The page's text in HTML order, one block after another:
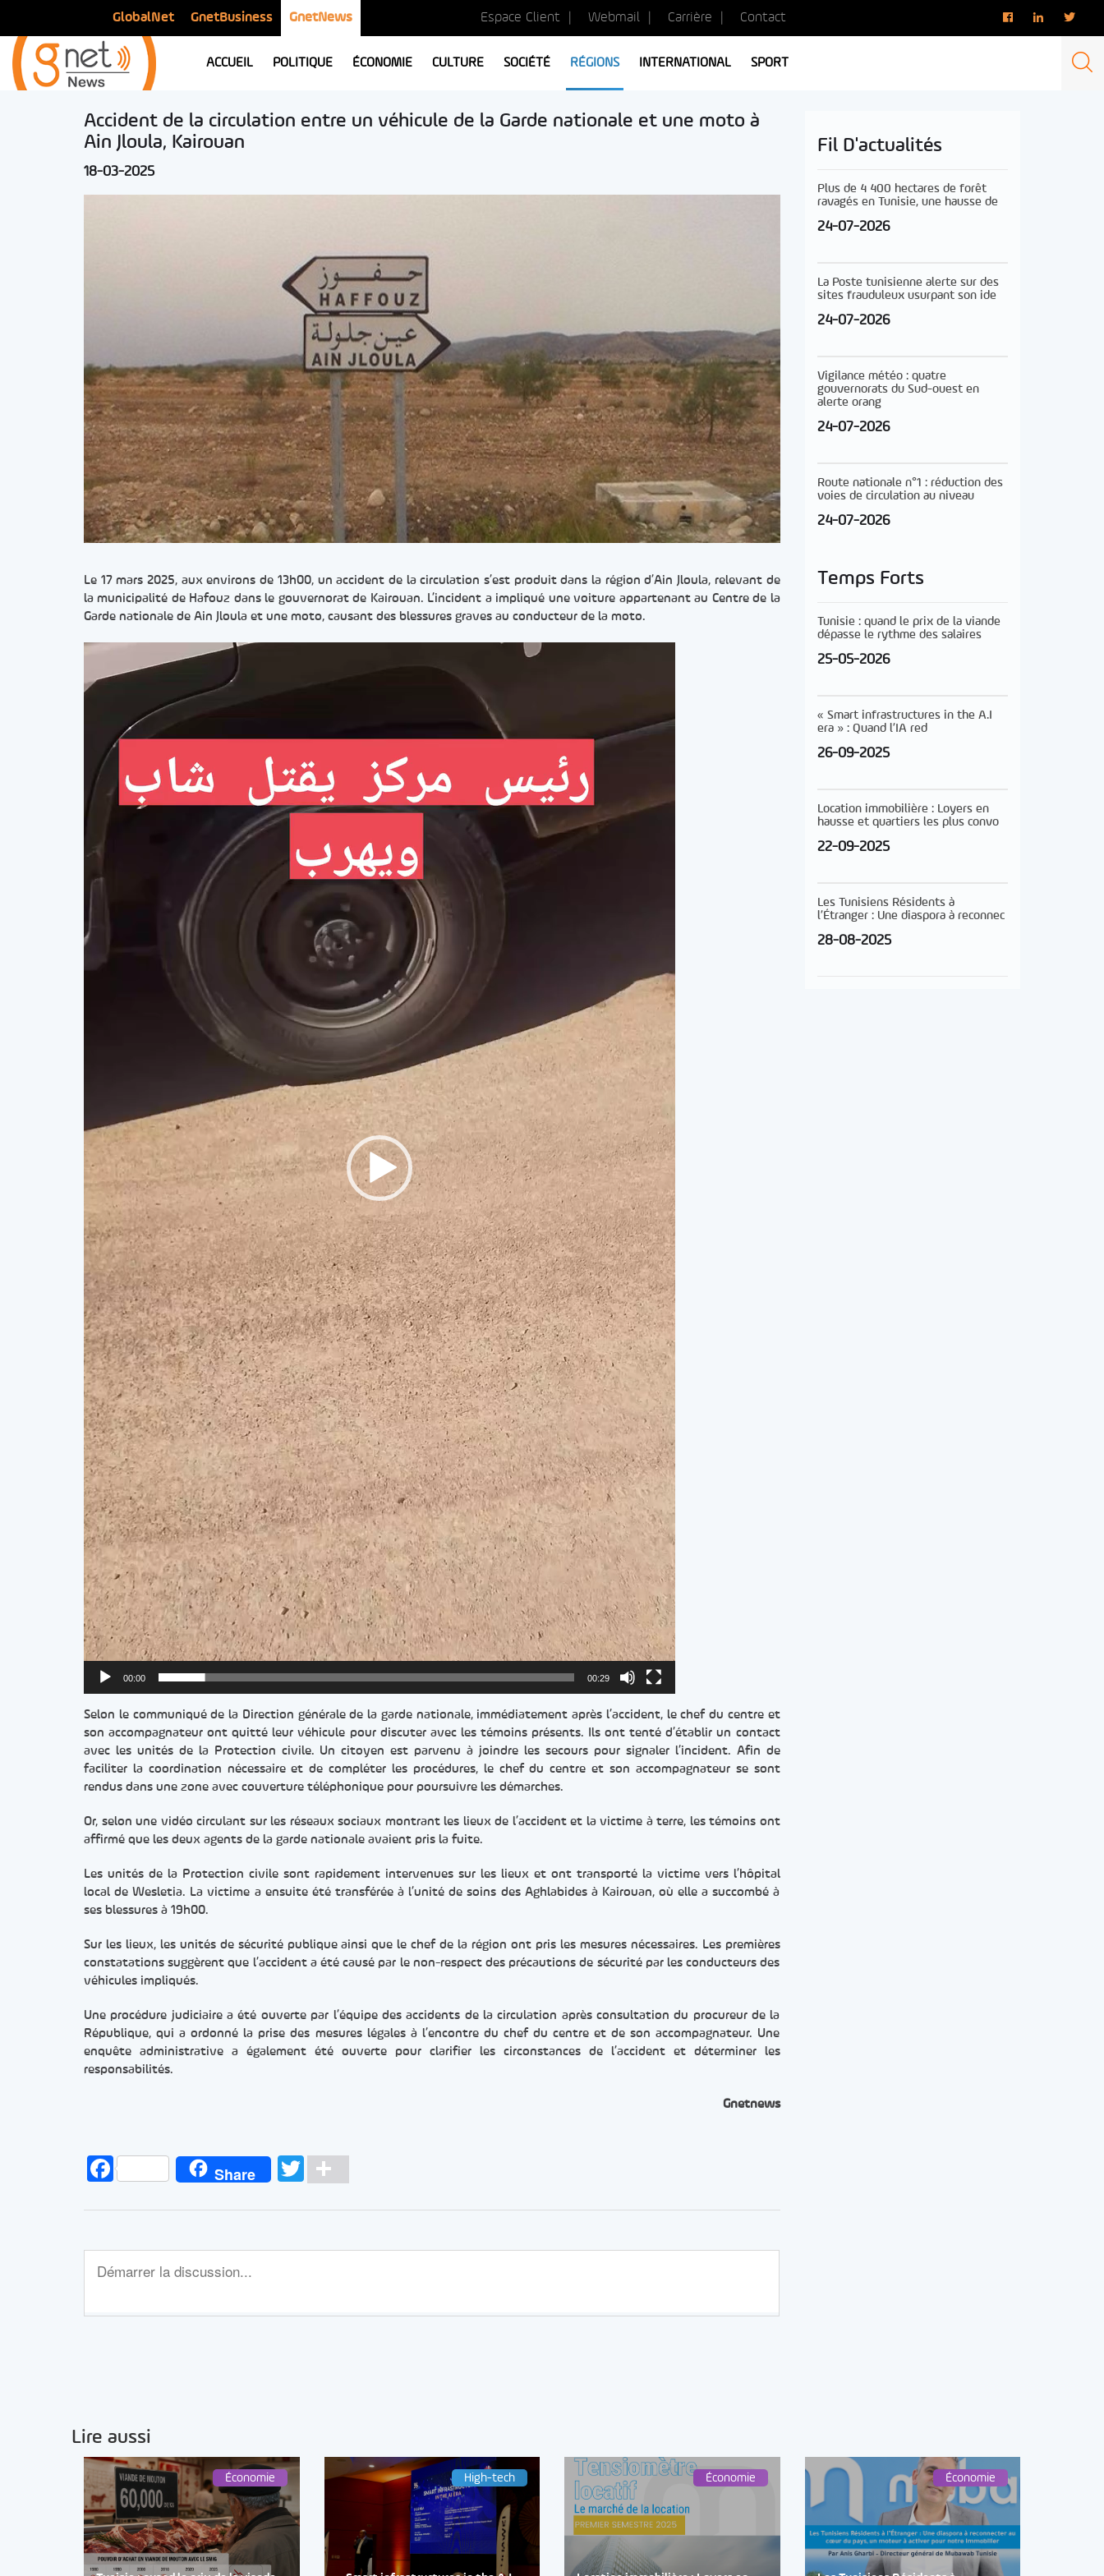
GlobalNet GnetBusiness GnetNews Espace Client Webmail Carrière Contact
ACCUEIL POLITIQUE ÉCONOMIE CULTURE SOCIÉTÉ RÉGIONS INTERNATIONAL SPORT
Accident de la circulation entre un véhicule de la Garde nationale et une moto à
Ain Jloula, Kairouan
18-03-2025
Le 17 mars 2025, aux environs de 13h00, un accident de la circulation s’est produit dans la région d’Ain Jloula, relevant de
la municipalité de Hafouz dans le gouvernorat de Kairouan. L’incident a impliqué une voiture appartenant au Centre de la
Garde nationale de Ain Jloula et une moto, causant des blessures graves au conducteur de la moto.
Lecteur
00:00 00:29
Selon le communiqué de la Direction générale de la garde nationale, immédiatement après l’accident, le chef du centre et
son accompagnateur ont quitté leur véhicule pour discuter avec les témoins présents. Ils ont tenté d’établir un contact
avec les unités de la Protection civile. Un citoyen est parvenu à joindre les secours pour signaler l’incident. Afin de
faciliter la coordination nécessaire et de compléter les procédures, le chef du centre et son accompagnateur se sont
rendus dans une zone avec couverture téléphonique pour poursuivre les démarches.
Or, selon une vidéo circulant sur les réseaux sociaux montrant les lieux de l’accident et la victime à terre, les témoins ont
affirmé que les deux agents de la garde nationale avaient pris la fuite.
Les unités de la Protection civile sont rapidement intervenues sur les lieux et ont transporté la victime vers l’hôpital
local de Wesletia. La victime a ensuite été transférée à l’unité de soins des Aghlabides à Kairouan, où elle a succombé à
ses blessures à 19h00.
Sur les lieux, les unités de sécurité publique ainsi que le chef de la région ont pris les mesures nécessaires. Les premières
constatations suggèrent que l’accident a été causé par le non-respect des précautions de sécurité par les conducteurs des
véhicules impliqués.
Une procédure judiciaire a été ouverte par l’équipe des accidents de la circulation après consultation du procureur de la
République, qui a ordonné la prise des mesures légales à l’encontre du chef du centre et de son accompagnateur. Une
enquête administrative a également été ouverte pour clarifier les circonstances de l’accident et déterminer les
responsabilités.
Gnetnews
FacebookShare TwitterPartager
Fil D'actualités
Plus de 4 400 hectares de forêt
ravagés en Tunisie, une hausse de
24-07-2026
La Poste tunisienne alerte sur des
sites frauduleux usurpant son ide
24-07-2026
Vigilance météo : quatre
gouvernorats du Sud-ouest en
alerte orang
24-07-2026
Route nationale n°1 : réduction des
voies de circulation au niveau
24-07-2026
Temps Forts
Tunisie : quand le prix de la viande
dépasse le rythme des salaires
25-05-2026
« Smart infrastructures in the A.I
era » : Quand l’IA red
26-09-2025
Location immobilière : Loyers en
hausse et quartiers les plus convo
22-09-2025
Les Tunisiens Résidents à
l’Étranger : Une diaspora à reconnec
28-08-2025
Lire aussi
Économie High-tech Économie Économie